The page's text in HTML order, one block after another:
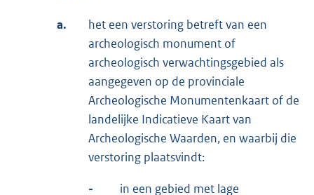
a.
het een verstoring betreft van een
archeologisch monument of
archeologisch verwachtingsgebied als
aangegeven op de provinciale
Archeologische Monumentenkaart of de
landelijke Indicatieve Kaart van
Archeologische Waarden, en waarbij die
verstoring plaatsvindt:
- in een gebied met lage